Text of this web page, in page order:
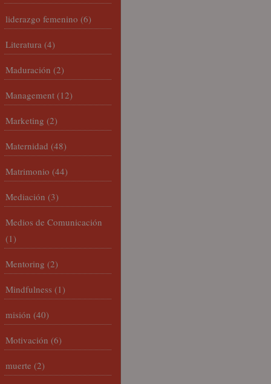
liderazgo femenino (6)
Literatura (4)
Maduración (2)
Management (12)
Marketing (2)
Maternidad (48)
Matrimonio (44)
Mediación (3)
Medios de Comunicación
(1)
Mentoring (2)
Mindfulness (1)
misión (40)
Motivación (6)
muerte (2)